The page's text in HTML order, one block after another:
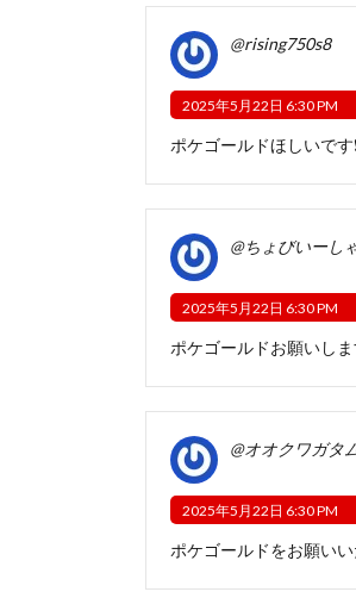
@rising750s8
2025年5月22日 6:30 PM
ポケゴールドほしいです
@ちょびいーし
2025年5月22日 6:30 PM
ポケゴールドお願いしま
@オオクワガタ
2025年5月22日 6:30 PM
ポケゴールドをお願い